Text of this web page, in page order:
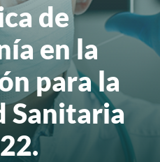
de
en la
para la
Sanitaria